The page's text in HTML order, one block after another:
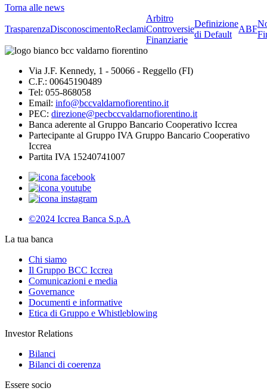
Torna alle news
TrasparenzaDisconoscimentoReclami
Arbitro
Controversie
Finanziarie
Definizione
di Default
ABF
Via J.F. Kennedy, 1 - 50066 - Reggello (FI)
C.F.: 00645190489
Tel: 055-868058
Email: info@bccvaldarnofiorentino.it
PEC: direzione@pecbccvaldarnofiorentino.it
Banca aderente al Gruppo Bancario Cooperativo Iccrea
Partecipante al Gruppo IVA Gruppo Bancario Cooperativo
Iccrea
Partita IVA 15240741007
©2024 Iccrea Banca S.p.A
La tua banca
Chi siamo
Il Gruppo BCC Iccrea
Comunicazioni e media
Governance
Documenti e informative
Etica di Gruppo e Whistleblowing
Investor Relations
Bilanci
Bilanci di coerenza
Essere socio